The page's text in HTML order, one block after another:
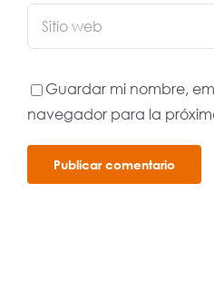
Guardar mi nombre,
navegador para la